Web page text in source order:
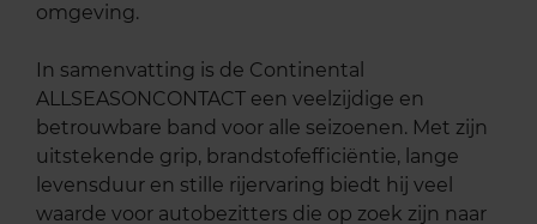
omgeving.
In samenvatting is de Continental
ALLSEASONCONTACT een veelzijdige en
betrouwbare band voor alle seizoenen. Met zijn
uitstekende grip, brandstofefficiëntie, lange
levensduur en stille rijervaring biedt hij veel
waarde voor autobezitters die op zoek zijn naar